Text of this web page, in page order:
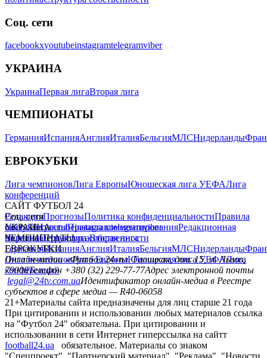
Соц. сети
facebookxyoutubeinstagramtelegramviber
УКРАИНА
УкраинаПервая лигаВторая лига
ЧЕМПИОНАТЫ
ГерманияИспанияАнглияИталияБельгияМЛСНидерланды
ЕВРОКУБКИ
Лига чемпионовЛига ЕвропыЮношеская лига УЕФАЛига
конференций
САЙТ ФУТБОЛ 24
РедакцияПрогнозыПолитика конфиденциальностиПравила
сайтуКонтактыПравила комментированияРедакционная
политикаСтруктура собственности
Соц. сети
facebookxyoutubeinstagramtelegramviber
УКРАИНА
УкраинаПервая лигаВторая лига
ЧЕМПИОНАТЫ
ГерманияИспанияАнглияИталияБельгияМЛСНидерланды
ЕВРОКУБКИ
Лига чемпионовЛига ЕвропыЮношеская лига УЕФАЛига
конференций
Онлайн-медиа «Футбол 24»пл. Галицкая, дом. 15, м. Львов,
79008Телефон +380 (32) 229-77-77Адрес электронной почты
legal@24tv.com.uaИдентификатор онлайн-медиа в Реестре
субъектов в сфере медиа — R40-06058
21+Материалы сайта предназначены для лиц старше 21 года
При цитировании и использовании любых материалов ссылка
на "Футбол 24" обязательна. При цитировании и
использовании в сети Интернет гиперссылка на сайтт
football24.ua
обязательное. Материалы со знаком
"Спецпроект", "Партнерский материал", "Реклама", "Новости